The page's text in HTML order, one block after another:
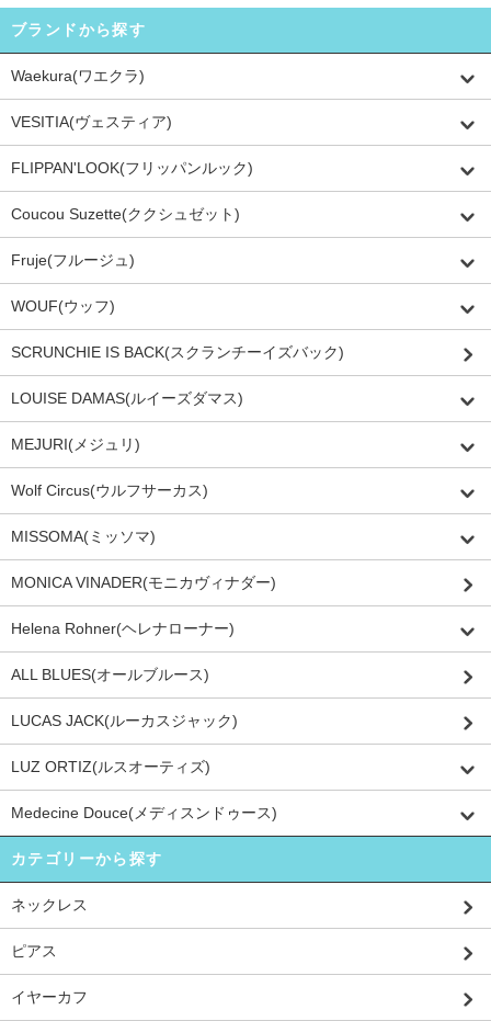
ブランドから探す
Waekura(ワエクラ)
VESITIA(ヴェスティア)
FLIPPAN'LOOK(フリッパンルック)
Coucou Suzette(ククシュゼット)
Fruje(フルージュ)
WOUF(ウッフ)
SCRUNCHIE IS BACK(スクランチーイズバック)
LOUISE DAMAS(ルイーズダマス)
MEJURI(メジュリ)
Wolf Circus(ウルフサーカス)
MISSOMA(ミッソマ)
MONICA VINADER(モニカヴィナダー)
Helena Rohner(ヘレナローナー)
ALL BLUES(オールブルース)
LUCAS JACK(ルーカスジャック)
LUZ ORTIZ(ルスオーティズ)
Medecine Douce(メディスンドゥース)
カテゴリーから探す
ネックレス
ピアス
イヤーカフ